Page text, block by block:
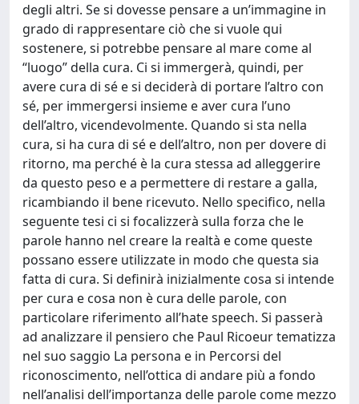
degli altri. Se si dovesse pensare a un’immagine in
grado di rappresentare ciò che si vuole qui
sostenere, si potrebbe pensare al mare come al
“luogo” della cura. Ci si immergerà, quindi, per
avere cura di sé e si deciderà di portare l’altro con
sé, per immergersi insieme e aver cura l’uno
dell’altro, vicendevolmente. Quando si sta nella
cura, si ha cura di sé e dell’altro, non per dovere di
ritorno, ma perché è la cura stessa ad alleggerire
da questo peso e a permettere di restare a galla,
ricambiando il bene ricevuto. Nello specifico, nella
seguente tesi ci si focalizzerà sulla forza che le
parole hanno nel creare la realtà e come queste
possano essere utilizzate in modo che questa sia
fatta di cura. Si definirà inizialmente cosa si intende
per cura e cosa non è cura delle parole, con
particolare riferimento all’hate speech. Si passerà
ad analizzare il pensiero che Paul Ricoeur tematizza
nel suo saggio La persona e in Percorsi del
riconoscimento, nell’ottica di andare più a fondo
nell’analisi dell’importanza delle parole come mezzo